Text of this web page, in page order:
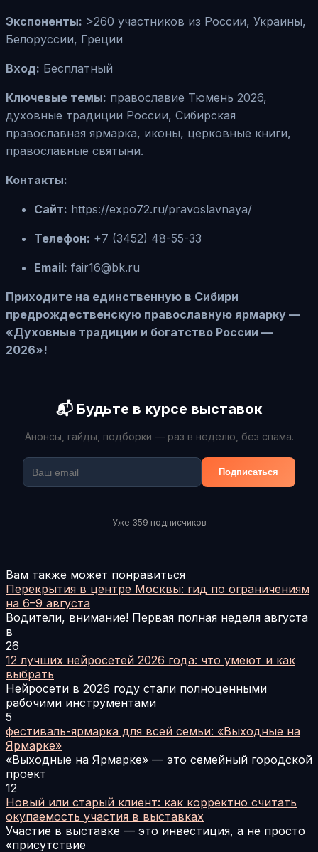
Экспоненты: >260 участников из России, Украины,
Белоруссии, Греции
Вход: Бесплатный
Ключевые темы: православие Тюмень 2026,
духовные традиции России, Сибирская
православная ярмарка, иконы, церковные книги,
православные святыни.
Контакты:
Сайт: https://expo72.ru/pravoslavnaya/
Телефон: +7 (3452) 48-55-33
Email: fair16@bk.ru
Приходите на единственную в Сибири
предрождественскую православную ярмарку —
«Духовные традиции и богатство России —
2026»!
📬 Будьте в курсе выставок
Анонсы, гайды, подборки — раз в неделю, без спама.
Подписаться
Уже 359 подписчиков
Вам также может понравиться
Перекрытия в центре Москвы: гид по ограничениям
на 6–9 августа
Водители, внимание! Первая полная неделя августа
в
26
12 лучших нейросетей 2026 года: что умеют и как
выбрать
Нейросети в 2026 году стали полноценными
рабочими инструментами
5
фестиваль-ярмарка для всей семьи: «Выходные на
Ярмарке»
«Выходные на Ярмарке» — это семейный городской
проект
12
Новый или старый клиент: как корректно считать
окупаемость участия в выставках
Участие в выставке — это инвестиция, а не просто
«присутствие